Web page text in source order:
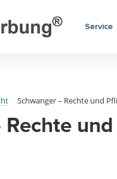
Service
Schwanger – Rechte und